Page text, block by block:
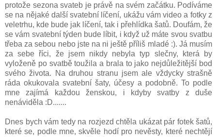
protože sezona svateb je právě na svém začátku. Podíváme
se na nějaké další svatební líčení, ukážu vám video a fotky z
veletrhu, kde bude jak líčení, tak i přehlídka šatů. Doufám, že
se vám svatební týden bude líbit, i když už máte svou svatbu
třeba za sebou nebo jste na ni ještě příliš mladé :). Já musím
za sebe říci, že jsem nikdy nebyla typ slečny, která by
vyloženě po svatbě toužila a brala to jako nejdůležitější bod
svého života. Na druhou stranu jsem ale vždycky strašně
ráda okukovala svatební šaty, účesy a podobně. To podle
mne zajímá každou ženskou, i kdyby svatby z duše
nenáviděla :D.......
Dnes bych vám tedy na rozjezd chtěla ukázat pár fotek šatů,
které se, podle mne, skvěle hodí pro nevěsty, které nechtějí